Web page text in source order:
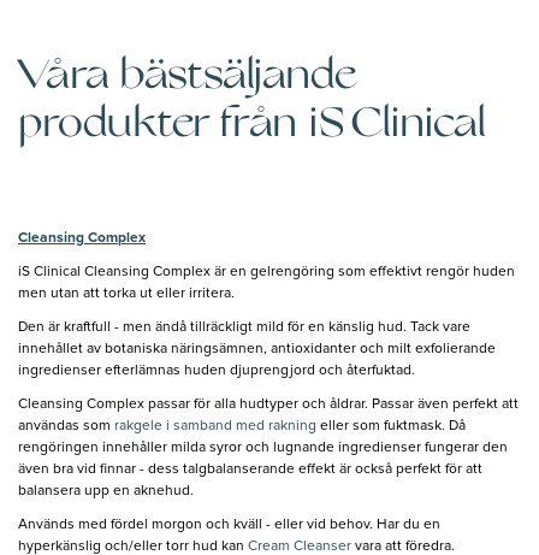
Våra bästsäljande
produkter från iS Clinical
Cleansing Complex
iS Clinical Cleansing Complex är en gelrengöring som effektivt rengör huden
men utan att torka ut eller irritera.
Den är kraftfull - men ändå tillräckligt mild för en känslig hud. Tack vare
innehållet av botaniska näringsämnen, antioxidanter och milt exfolierande
ingredienser efterlämnas huden djuprengjord och återfuktad.
Cleansing Complex passar för alla hudtyper och åldrar. Passar även perfekt att
användas som rakgele i samband med rakning eller som fuktmask. Då
rengöringen innehåller milda syror och lugnande ingredienser fungerar den
även bra vid finnar - dess talgbalanserande effekt är också perfekt för att
balansera upp en aknehud.
Används med fördel morgon och kväll - eller vid behov. Har du en
hyperkänslig och/eller torr hud kan Cream Cleanser vara att föredra.